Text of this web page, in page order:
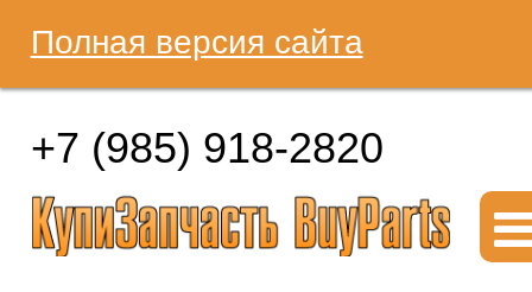
Полная версия сайта
+7 (985) 918-2820